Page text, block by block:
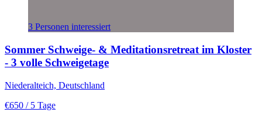
3 Personen interessiert
Sommer Schweige- & Meditationsretreat im Kloster
- 3 volle Schweigetage
Niederalteich, Deutschland
€650 / 5 Tage